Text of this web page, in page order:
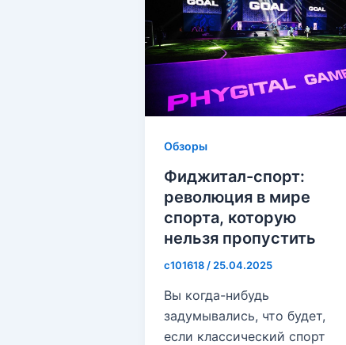
Обзоры
Фиджитал-спорт:
революция в мире
спорта, которую
нельзя пропустить
c101618 / 25.04.2025
Вы когда-нибудь
задумывались, что будет,
если классический спорт